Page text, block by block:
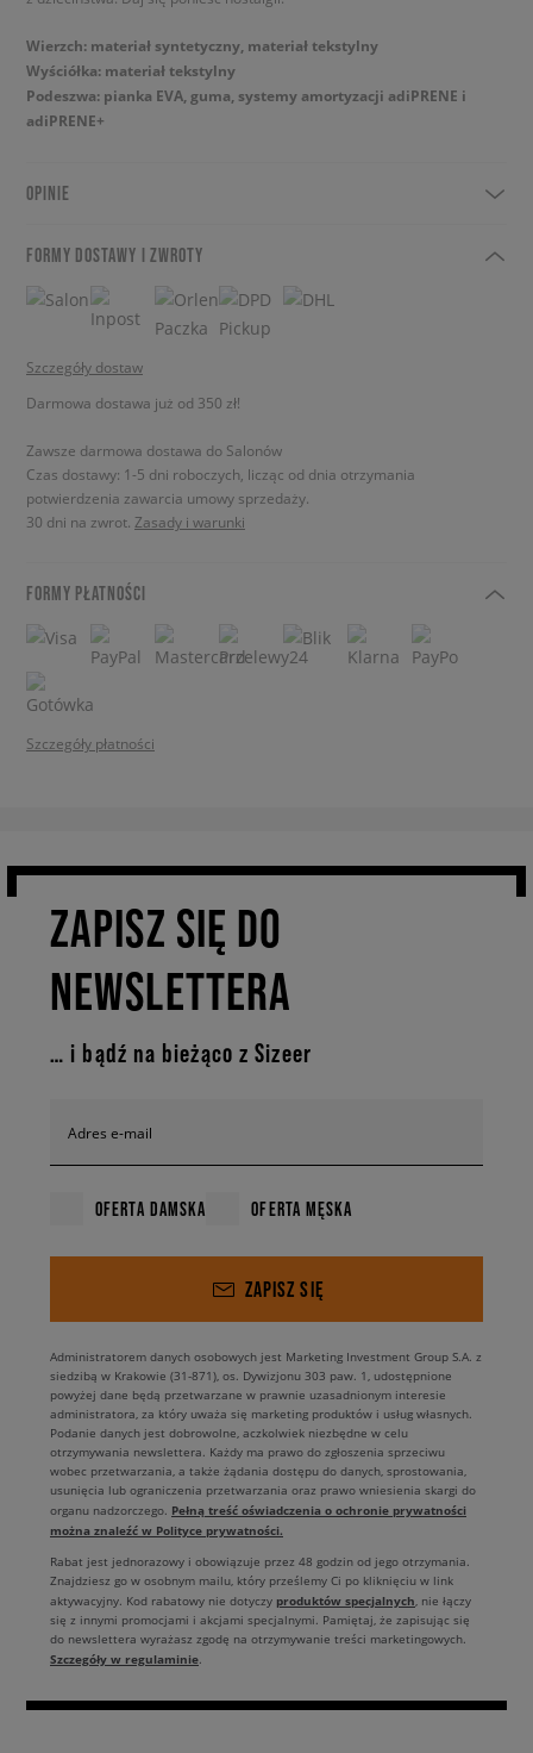
Wierzch: materiał syntetyczny, materiał tekstylny
Wyściółka: materiał tekstylny
Podeszwa: pianka EVA, guma, systemy amortyzacji adiPRENE i
adiPRENE+
OPINIE
FORMY DOSTAWY I ZWROTY
Szczegóły dostaw
Darmowa dostawa już od 350 zł!
Zawsze darmowa dostawa do Salonów
Czas dostawy: 1-5 dni roboczych, licząc od dnia otrzymania
potwierdzenia zawarcia umowy sprzedaży.
30 dni na zwrot. Zasady i warunki
FORMY PŁATNOŚCI
Szczegóły płatności
ZAPISZ SIĘ DO
NEWSLETTERA
… i bądź na bieżąco z Sizeer
Adres e-mail
OFERTA DAMSKA OFERTA MĘSKA
ZAPISZ SIĘ
Administratorem danych osobowych jest Marketing Investment Group S.A. z
siedzibą w Krakowie (31-871), os. Dywizjonu 303 paw. 1, udostępnione
powyżej dane będą przetwarzane w prawnie uzasadnionym interesie
administratora, za który uważa się marketing produktów i usług własnych.
Podanie danych jest dobrowolne, aczkolwiek niezbędne w celu
otrzymywania newslettera. Każdy ma prawo do zgłoszenia sprzeciwu
wobec przetwarzania, a także żądania dostępu do danych, sprostowania,
usunięcia lub ograniczenia przetwarzania oraz prawo wniesienia skargi do
organu nadzorczego. Pełną treść oświadczenia o ochronie prywatności
można znaleźć w Polityce prywatności.
Rabat jest jednorazowy i obowiązuje przez 48 godzin od jego otrzymania.
Znajdziesz go w osobnym mailu, który prześlemy Ci po kliknięciu w link
aktywacyjny. Kod rabatowy nie dotyczy produktów specjalnych, nie łączy
się z innymi promocjami i akcjami specjalnymi. Pamiętaj, że zapisując się
do newslettera wyrażasz zgodę na otrzymywanie treści marketingowych.
Szczegóły w regulaminie.